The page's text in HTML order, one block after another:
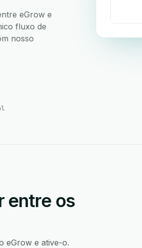
eGrow e
fluxo de
nosso
entre os
eGrow e ative-o.